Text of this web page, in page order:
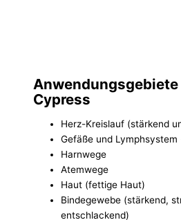
Anwendungsgebiete
Cypress
Herz-Kreislauf (stärkend
Gefäße und Lymphsystem
Harnwege
Atemwege
Haut (fettige Haut)
Bindegewebe (stärkend,
entschlackend)